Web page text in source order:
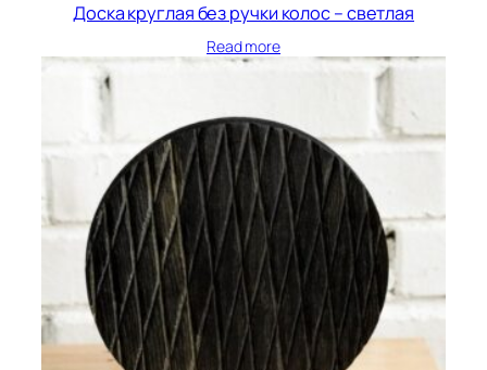
Доска круглая без ручки колос – светлая
Read more